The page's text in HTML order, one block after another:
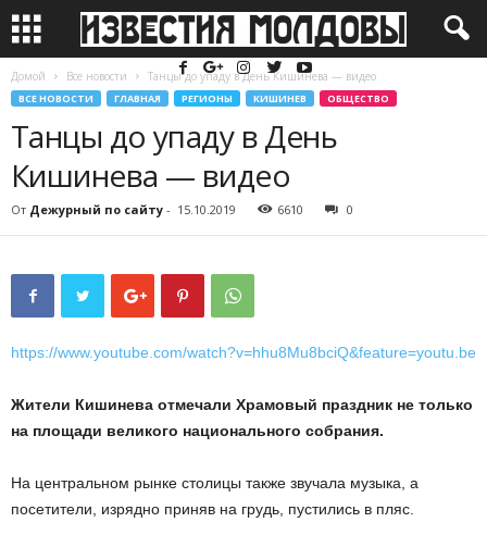
Домой Все новости Танцы до упаду в День Кишинева — видео
ВСЕ НОВОСТИ ГЛАВНАЯ РЕГИОНЫ КИШИНЕВ ОБЩЕСТВО
Танцы до упаду в День
Кишинева — видео
От Дежурный по сайту - 15.10.2019 6610 0
https://www.youtube.com/watch?v=hhu8Mu8bciQ&feature=youtu.be
Жители Кишинева отмечали Храмовый праздник не только
на площади великого национального собрания.
На центральном рынке столицы также звучала музыка, а
посетители, изрядно приняв на грудь, пустились в пляс.